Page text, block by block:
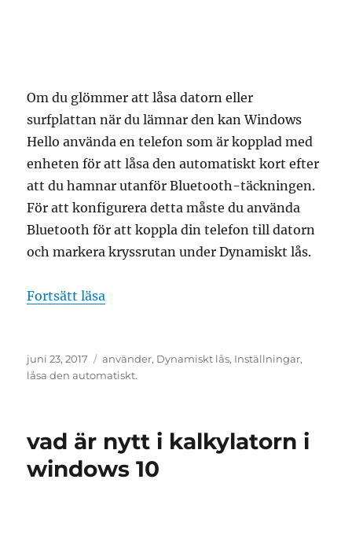
Om du glömmer att låsa datorn eller
surfplattan när du lämnar den kan Windows
Hello använda en telefon som är kopplad med
enheten för att låsa den automatiskt kort efter
att du hamnar utanför Bluetooth-täckningen.
För att konfigurera detta måste du använda
Bluetooth för att koppla din telefon till datorn
och markera kryssrutan under Dynamiskt lås.
Fortsätt läsa
Publicerat
den
juni 23, 2017 Etiketter
använder, Dynamiskt lås, Inställningar,
låsa den automatiskt.
vad är nytt i kalkylatorn i
windows 10